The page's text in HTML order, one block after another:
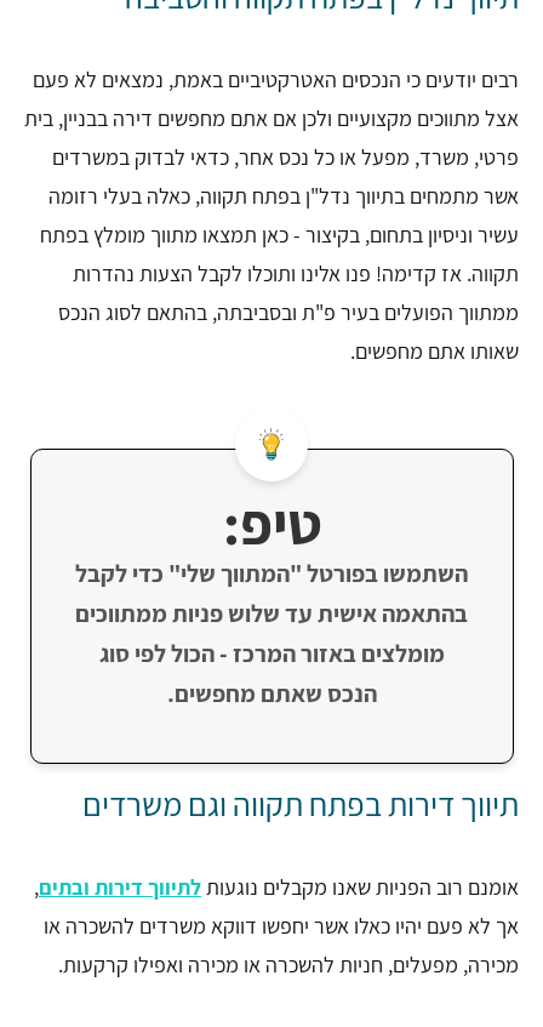
רבים יודעים כי הנכסים האטרקטיביים באמת, נמצאים לא פעם
אצל מתווכים מקצועיים ולכן אם אתם מחפשים דירה בבניין, בית
פרטי, משרד, מפעל או כל נכס אחר, כדאי לבדוק במשרדים
אשר מתמחים בתיווך נדל"ן בפתח תקווה, כאלה בעלי רזומה
עשיר וניסיון בתחום, בקיצור - כאן תמצאו מתווך מומלץ בפתח
תקווה. אז קדימה! פנו אלינו ותוכלו לקבל הצעות נהדרות
ממתווך הפועלים בעיר פ"ת ובסביבתה, בהתאם לסוג הנכס
שאותו אתם מחפשים.
טיפ:
השתמשו בפורטל "המתווך שלי" כדי לקבל
בהתאמה אישית עד שלוש פניות ממתווכים
מומלצים באזור המרכז - הכול לפי סוג
הנכס שאתם מחפשים.
תיווך דירות בפתח תקווה וגם משרדים
אומנם רוב הפניות שאנו מקבלים נוגעותלתיווך דירות ובתים,
אך לא פעם יהיו כאלו אשר יחפשו דווקא משרדים להשכרה או
מכירה, מפעלים, חניות להשכרה או מכירה ואפילו קרקעות.